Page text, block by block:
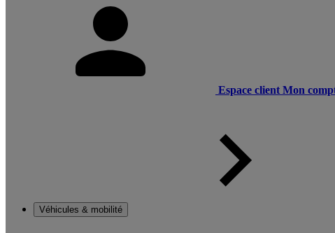
Espace client Mon
Véhicules & mobilité